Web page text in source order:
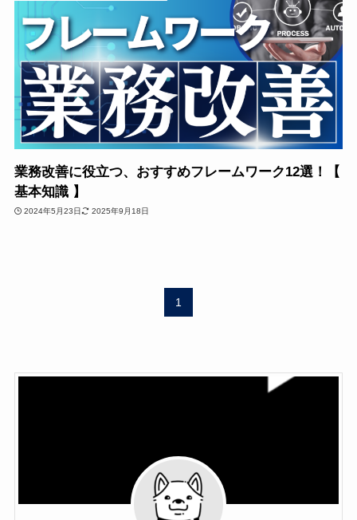
業務改善に役立つ、おすすめフレームワーク12選！【
基本知識 】
2024年5月23日 2025年9月18日
1